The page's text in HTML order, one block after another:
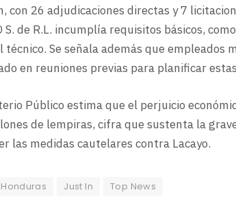
con 26 adjudicaciones directas y 7
S. de R.L. incumplía requisitos básicos,
técnico. Se señala además que
en reuniones previas para planificar
Público estima que el perjuicio
de lempiras, cifra que sustenta la
las medidas cautelares contra Lacayo.
Honduras Just In Top News